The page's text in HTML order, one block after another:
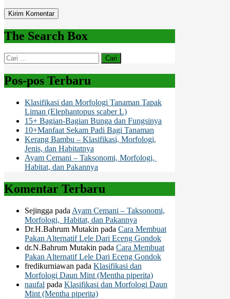
The Search Box
Cari
untuk:
Pos-pos Terbaru
Klasifikasi dan Morfologi Tanaman Tapak
Liman (Elephantopus scaber L)
15+ Bagian-Bagian Bunga dan Fungsinya
10+Manfaat Sekam Padi Bagi Tanaman
Kerang Bambu – Klasifikasi, Morfologi,
Jenis, dan Habitatnya
Ayam Cemani – Taksonomi, Morfologi,
Habitat, dan Pakannya
Komentar Terbaru
Sejingga pada Ayam Cemani – Taksonomi,
Morfologi, Habitat, dan Pakannya
Dr.H.Bahrum Mutakin pada Cara Membuat
Pakan Alternatif Lele Dari Eceng Gondok
dr.N.Bahrum Mutakin pada Cara Membuat
Pakan Alternatif Lele Dari Eceng Gondok
fredikurniawan pada Klasifikasi dan
Morfologi Daun Mint (Mentha piperita)
naufal pada Klasifikasi dan Morfologi Daun
Mint (Mentha piperita)